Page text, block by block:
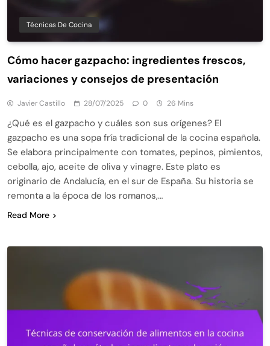
Técnicas De Cocina
Cómo hacer gazpacho: ingredientes frescos,
variaciones y consejos de presentación
Javier Castillo 28/07/2025 0 26 Mins
¿Qué es el gazpacho y cuáles son sus orígenes? El
gazpacho es una sopa fría tradicional de la cocina española.
Se elabora principalmente con tomates, pepinos, pimientos,
cebolla, ajo, aceite de oliva y vinagre. Este plato es
originario de Andalucía, en el sur de España. Su historia se
remonta a la época de los romanos,…
Read More